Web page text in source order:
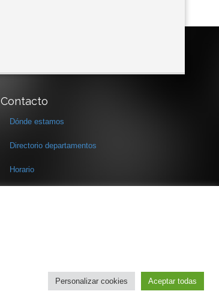
Contacto
Dónde estamos
Directorio departamentos
Horario
Personalizar cookies Aceptar todas